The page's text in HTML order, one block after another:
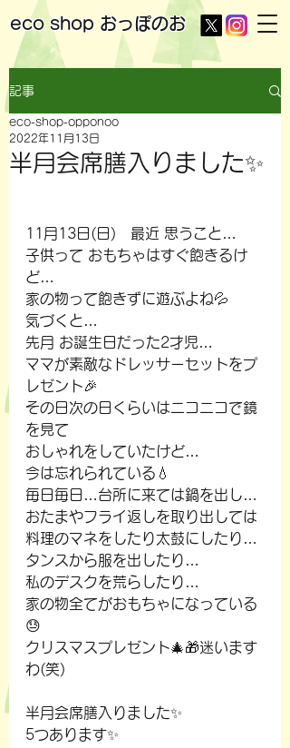
eco shop おっぽのお
記事
半月会席膳入りました✨
eco-shop-opponoo
2022年11月13日
11月13日(日)　最近 思うこと…
子供って おもちゃはすぐ飽きるけ
ど…
家の物って飽きずに遊ぶよね💦
気づくと…
先月 お誕生日だった2才児…
ママが素敵なドレッサーセットをプ
レゼント🎉
その日次の日くらいはニコニコで鏡
を見て
おしゃれをしていたけど…
今は忘れられている💧
毎日毎日…台所に来ては鍋を出し…
おたまやフライ返しを取り出しては
料理のマネをしたり太鼓にしたり…
タンスから服を出したり…
私のデスクを荒らしたり…
家の物全てがおもちゃになっている
😓
クリスマスプレゼント🎄🎁迷います
わ(笑)
半月会席膳入りました✨
5つあります✨